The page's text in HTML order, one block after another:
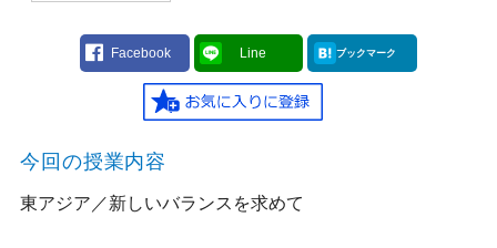
Facebook Line ブックマーク
今回の授業内容
東アジア／新しいバランスを求めて